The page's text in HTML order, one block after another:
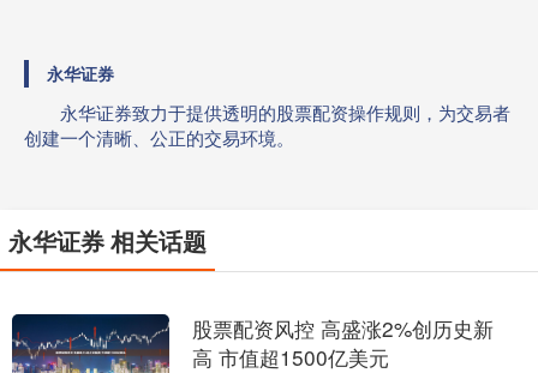
永华证券
永华证券致力于提供透明的股票配资操作规则，为交易者
创建一个清晰、公正的交易环境。
永华证券 相关话题
股票配资风控 高盛涨2%创历史新
高 市值超1500亿美元